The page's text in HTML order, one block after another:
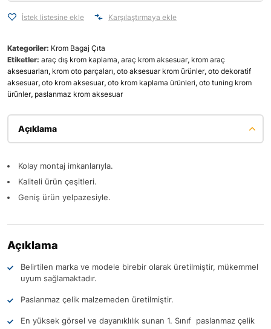
İstek listesine ekle Karşılaştırmaya ekle
Kategoriler: Krom Bagaj Çıta
Etiketler: araç dış krom kaplama, araç krom aksesuar, krom araç
aksesuarları, krom oto parçaları, oto aksesuar krom ürünler, oto dekoratif
aksesuar, oto krom aksesuar, oto krom kaplama ürünleri, oto tuning krom
ürünler, paslanmaz krom aksesuar
Açıklama
Kolay montaj imkanlarıyla.
Kaliteli ürün çeşitleri.
Geniş ürün yelpazesiyle.
Açıklama
Belirtilen marka ve modele birebir olarak üretilmiştir, mükemmel
uyum sağlamaktadır.
Paslanmaz çelik malzemeden üretilmiştir.
En yüksek görsel ve dayanıklılık sunan 1. Sınıf paslanmaz çelik